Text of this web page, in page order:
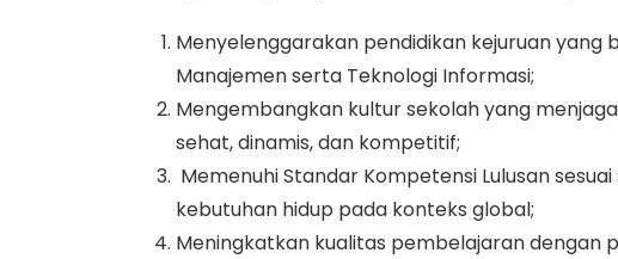
Menyelenggarakan pendidikan kejuruan yang
Manajemen serta Teknologi Informasi;
Mengembangkan kultur sekolah yang
sehat, dinamis, dan kompetitif;
Memenuhi Standar Kompetensi Lulusan
kebutuhan hidup pada konteks global;
Meningkatkan kualitas pembelajaran dengan